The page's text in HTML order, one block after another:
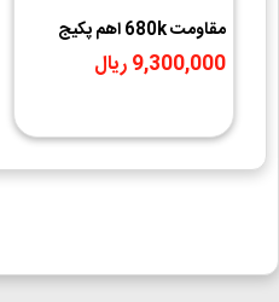
مقاومت 680k اهم پکیج
1206 SMD رول 5000
عددی
9,300,000 ریال